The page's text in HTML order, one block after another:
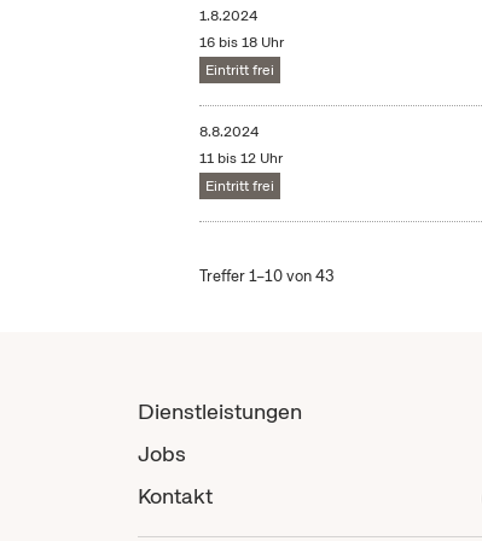
1.8.2024
16 bis 18 Uhr
Eintritt frei
8.8.2024
11 bis 12 Uhr
Eintritt frei
Treffer 1–10 von 43
Dienstleistungen
Jobs
Kontakt